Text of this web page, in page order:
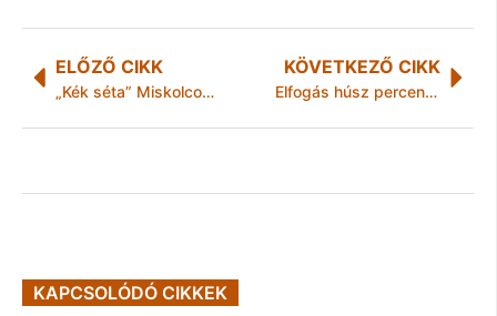
ELŐZŐ CIKK
„Kék séta” Miskolcon -Autizmus Világnapja
KÖVETKEZŐ CIKK
Elfogás húsz percen belül
KAPCSOLÓDÓ CIKKEK